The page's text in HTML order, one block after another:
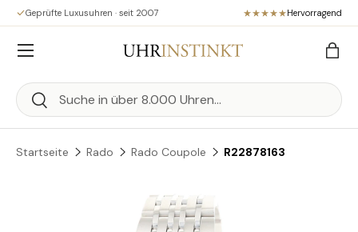
Direkt zum Inhalt
Geprüfte Luxusuhren · seit 2007 Hervorragend
Suchen
Suchen
Menü
Startseite Rado Rado Coupole R22878163
Zu Produktinformationen springen